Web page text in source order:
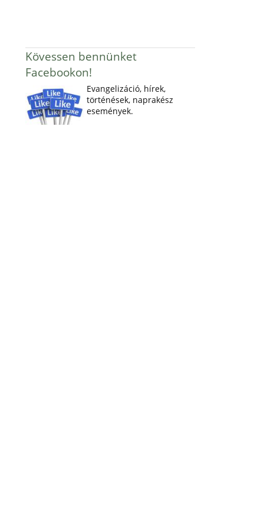
Kövessen bennünket
Facebookon!
Evangelizáció, hírek,
történések, naprakész
események.